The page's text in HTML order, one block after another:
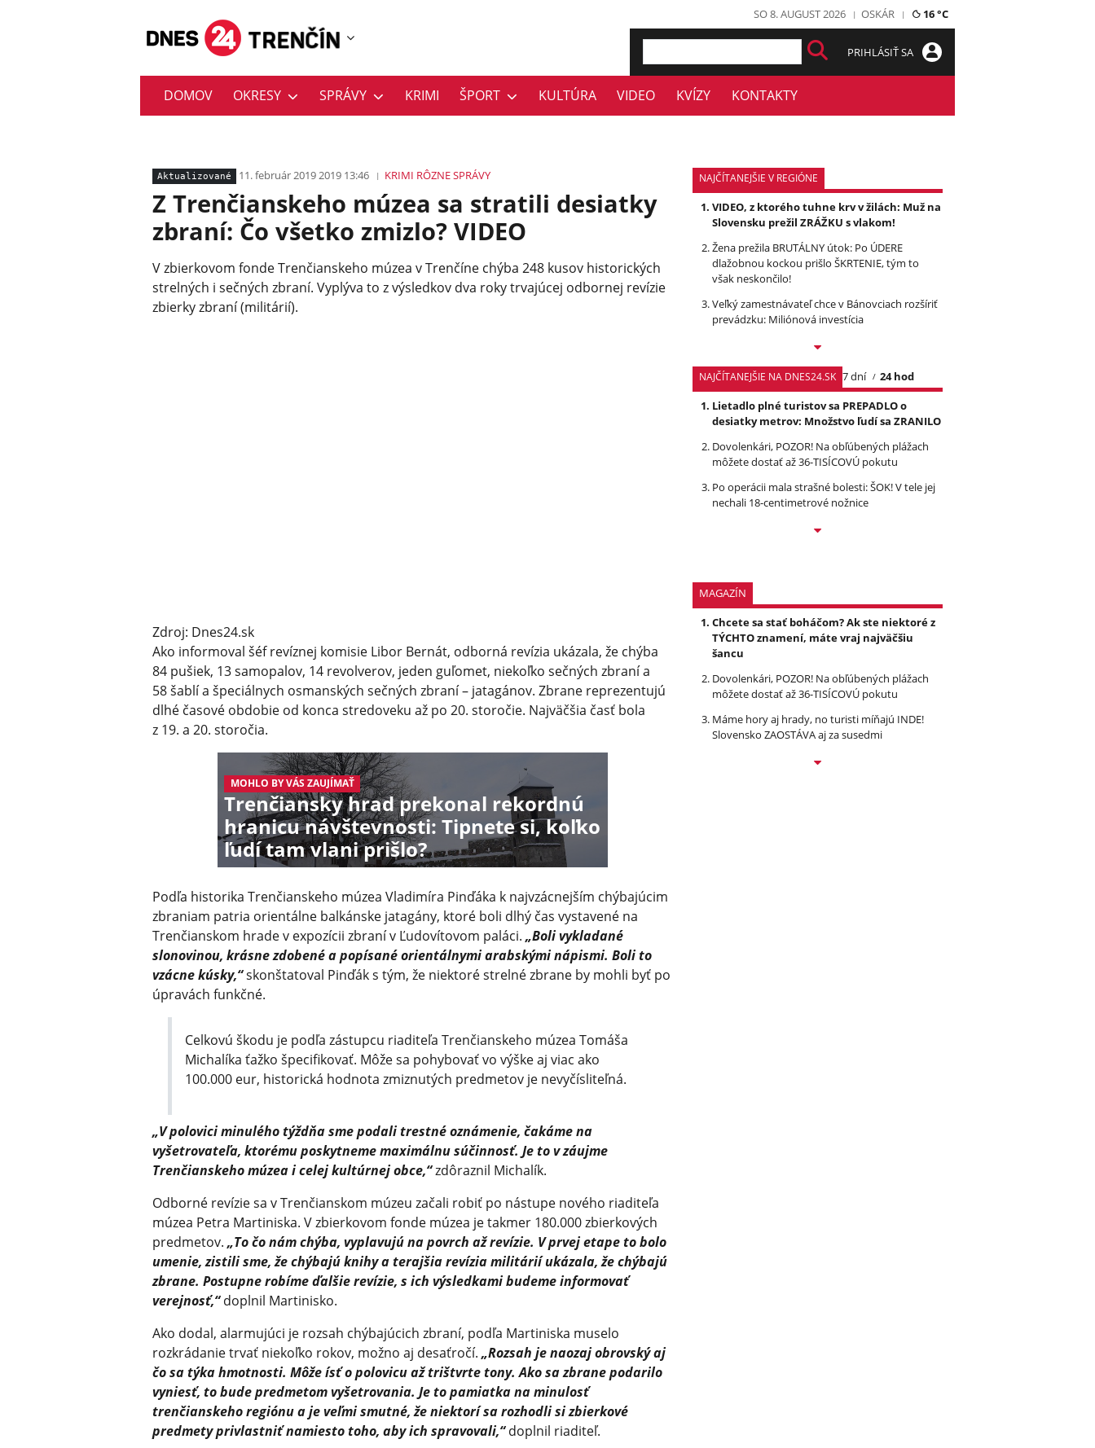
SO 8. AUGUST 2026 OSKÁR 16 °C
PRIHLÁSIŤ SA
DOMOV OKRESY SPRÁVY KRIMI ŠPORT KULTÚRA VIDEO KVÍZY KONTAKTY
Aktualizované 11. február 2019 2019 13:46 KRIMI RÔZNESPRÁVY
Z Trenčianskeho múzea sa stratili desiatky
zbraní: Čo všetko zmizlo? VIDEO
V zbierkovom fonde Trenčianskeho múzea v Trenčíne chýba 248 kusov historických
strelných i sečných zbraní. Vyplýva to z výsledkov dva roky trvajúcej odbornej revízie
zbierky zbraní (militárií).
Zdroj: Dnes24.sk
Ako informoval šéf revíznej komisie Libor Bernát, odborná revízia ukázala, že chýba
84 pušiek, 13 samopalov, 14 revolverov, jeden guľomet, niekoľko sečných zbraní a
58 šablí a špeciálnych osmanských sečných zbraní – jatagánov. Zbrane reprezentujú
dlhé časové obdobie od konca stredoveku až po 20. storočie. Najväčšia časť bola
z 19. a 20. storočia.
MOHLO BY VÁS ZAUJÍMAŤ
Trenčiansky hrad prekonal rekordnú
hranicu návštevnosti: Tipnete si, koľko
ľudí tam vlani prišlo?
Podľa historika Trenčianskeho múzea Vladimíra Pinďáka k najvzácnejším chýbajúcim
zbraniam patria orientálne balkánske jatagány, ktoré boli dlhý čas vystavené na
Trenčianskom hrade v expozícii zbraní v Ľudovítovom paláci. „Boli vykladané
slonovinou, krásne zdobené a popísané orientálnymi arabskými nápismi. Boli to
vzácne kúsky,“skonštatoval Pinďák s tým, že niektoré strelné zbrane by mohli byť po
úpravách funkčné.
Celkovú škodu je podľa zástupcu riaditeľa Trenčianskeho múzea Tomáša
Michalíka ťažko špecifikovať. Môže sa pohybovať vo výške aj viac ako
100.000 eur, historická hodnota zmiznutých predmetov je nevyčísliteľná.
„V polovici minulého týždňa sme podali trestné oznámenie, čakáme na
vyšetrovateľa, ktorému poskytneme maximálnu súčinnosť. Je to v záujme
Trenčianskeho múzea i celej kultúrnej obce,“zdôraznil Michalík.
Odborné revízie sa v Trenčianskom múzeu začali robiť po nástupe nového riaditeľa
múzea Petra Martiniska. V zbierkovom fonde múzea je takmer 180.000 zbierkových
predmetov. „To čo nám chýba, vyplavujú na povrch až revízie. V prvej etape to bolo
umenie, zistili sme, že chýbajú knihy a terajšia revízia militárií ukázala, že chýbajú
zbrane. Postupne robíme ďalšie revízie, s ich výsledkami budeme informovať
verejnosť,“doplnil Martinisko.
Ako dodal, alarmujúci je rozsah chýbajúcich zbraní, podľa Martiniska muselo
rozkrádanie trvať niekoľko rokov, možno aj desaťročí. „Rozsah je naozaj obrovský aj
čo sa týka hmotnosti. Môže ísť o polovicu až trištvrte tony. Ako sa zbrane podarilo
vyniesť, to bude predmetom vyšetrovania. Je to pamiatka na minulosť
trenčianskeho regiónu a je veľmi smutné, že niektorí sa rozhodli si zbierkové
predmety privlastniť namiesto toho, aby ich spravovali,“doplnil riaditeľ.
NAJČÍTANEJŠIE V REGIÓNE
VIDEO, z ktorého tuhne krv v žilách: Muž na
Slovensku prežil ZRÁŽKU s vlakom!
Žena prežila BRUTÁLNY útok: Po ÚDERE
dlažobnou kockou prišlo ŠKRTENIE, tým to
však neskončilo!
Veľký zamestnávateľ chce v Bánovciach rozšíriť
prevádzku: Miliónová investícia
NAJČÍTANEJŠIE NA DNES24.SK 7 dní
24 hod
Lietadlo plné turistov sa PREPADLO o
desiatky metrov: Množstvo ľudí sa ZRANILO
Dovolenkári, POZOR! Na obľúbených plážach
môžete dostať až 36-TISÍCOVÚ pokutu
Po operácii mala strašné bolesti: ŠOK! V tele jej
nechali 18-centimetrové nožnice
MAGAZÍN
Chcete sa stať boháčom? Ak ste niektoré z
TÝCHTO znamení, máte vraj najväčšiu
šancu
Dovolenkári, POZOR! Na obľúbených plážach
môžete dostať až 36-TISÍCOVÚ pokutu
Máme hory aj hrady, no turisti míňajú INDE!
Slovensko ZAOSTÁVA aj za susedmi